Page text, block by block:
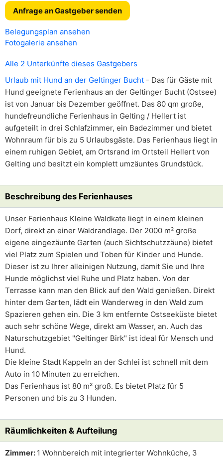
Anfrage an Gastgeber senden
Belegungsplan ansehen
Fotogalerie ansehen
Alle 2 Unterkünfte dieses Gastgebers
Urlaub mit Hund an der Geltinger Bucht - Das für Gäste mit
Hund geeignete Ferienhaus an der Geltinger Bucht (Ostsee)
ist von Januar bis Dezember geöffnet. Das 80 qm große,
hundefreundliche Ferienhaus in Gelting / Hellert ist
aufgeteilt in drei Schlafzimmer, ein Badezimmer und bietet
Wohnraum für bis zu 5 Urlaubsgäste. Das Ferienhaus liegt in
einem ruhigen Gebiet, am Ortsrand im Ortsteil Hellert von
Gelting und besitzt ein komplett umzäuntes Grundstück.
Beschreibung des Ferienhauses
Unser Ferienhaus Kleine Waldkate liegt in einem kleinen
Dorf, direkt an einer Waldrandlage. Der 2000 m² große
eigene eingezäunte Garten (auch Sichtschutzzäune) bietet
viel Platz zum Spielen und Toben für Kinder und Hunde.
Dieser ist zu Ihrer alleinigen Nutzung, damit Sie und Ihre
Hunde möglichst viel Ruhe und Platz haben. Von der
Terrasse kann man den Blick auf den Wald genießen. Direkt
hinter dem Garten, lädt ein Wanderweg in den Wald zum
Spazieren gehen ein. Die 3 km entfernte Ostseeküste bietet
auch sehr schöne Wege, direkt am Wasser, an. Auch das
Naturschutzgebiet "Geltinger Birk" ist ideal für Mensch und
Hund.
Die kleine Stadt Kappeln an der Schlei ist schnell mit dem
Auto in 10 Minuten zu erreichen.
Das Ferienhaus ist 80 m² groß. Es bietet Platz für 5
Personen und bis zu 3 Hunden.
Räumlichkeiten & Aufteilung
Zimmer: 1 Wohnbereich mit integrierter Wohnküche, 3